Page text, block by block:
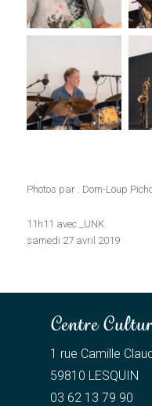
Photos par : Dom-Loup
11h11 avec _UNK
samedi 27 avril 2019
Centre
1 rue Camille
59810 LESQUIN
03 62 13 79 90